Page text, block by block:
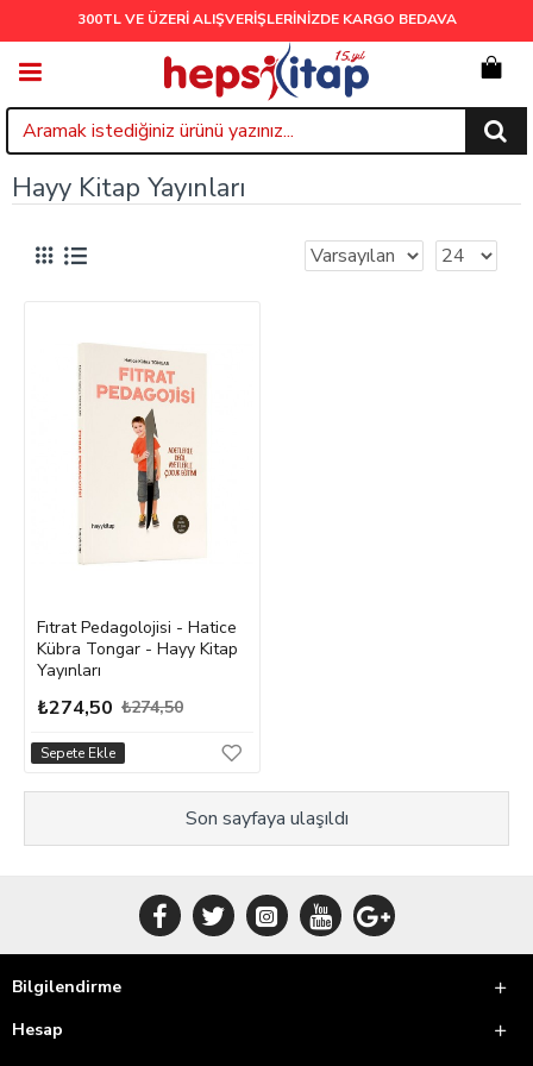
300TL VE ÜZERİ ALIŞVERİŞLERİNİZDE KARGO BEDAVA
Hayy Kitap Yayınları
Fıtrat Pedagolojisi - Hatice
Kübra Tongar - Hayy Kitap
Yayınları
₺274,50 ₺274,50
Sepete Ekle
Son sayfaya ulaşıldı
Bilgilendirme
Hesap